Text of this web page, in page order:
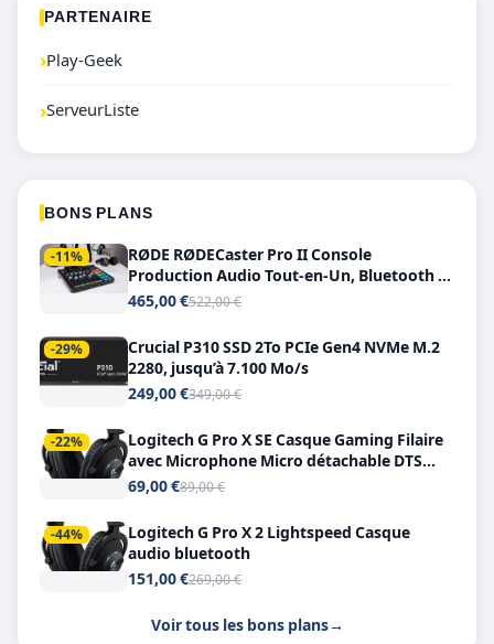
PARTENAIRE
›Play-Geek
›ServeurListe
BONS PLANS
-11%
RØDE RØDECaster Pro II Console
Production Audio Tout-en-Un, Bluetooth et
Double USB-C
465,00 €522,00 €
-29%
Crucial P310 SSD 2To PCIe Gen4 NVMe M.2
2280, jusqu’à 7.100 Mo/s
249,00 €349,00 €
-22%
Logitech G Pro X SE Casque Gaming Filaire
avec Microphone Micro détachable DTS
Headphone X 7.1
69,00 €89,00 €
-44%
Logitech G Pro X 2 Lightspeed Casque
audio bluetooth
151,00 €269,00 €
Voir tous les bons plans→